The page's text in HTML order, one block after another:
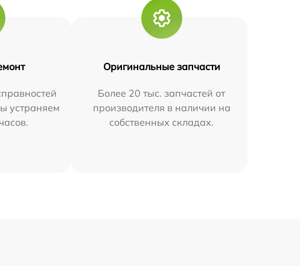
устраняем
Оригинальные запчасти
Более 20 тыс. запчастей от
производителя в наличии на
собственных складах.